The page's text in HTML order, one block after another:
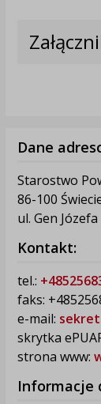
Dane
Starostwo
86-100
ul. Gen
Kontakt:
tel.:
faks:
e-mail:
skrytka
strona www:
Informacje